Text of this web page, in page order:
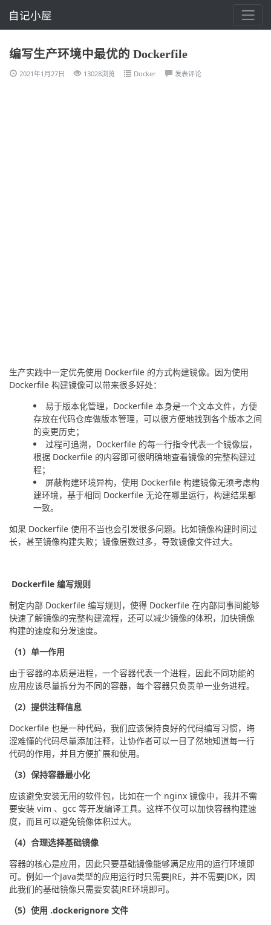
自记小屋
编写生产环境中最优的 Dockerfile
2021年1月27日 13028浏览 Docker 发表评论
生产实践中一定优先使用 Dockerfile 的方式构建镜像。因为使用
Dockerfile 构建镜像可以带来很多好处：
易于版本化管理，Dockerfile 本身是一个文本文件，方便
存放在代码仓库做版本管理，可以很方便地找到各个版本之间
的变更历史；
过程可追溯，Dockerfile 的每一行指令代表一个镜像层，
根据 Dockerfile 的内容即可很明确地查看镜像的完整构建过
程；
屏蔽构建环境异构，使用 Dockerfile 构建镜像无须考虑构
建环境，基于相同 Dockerfile 无论在哪里运行，构建结果都
一致。
如果 Dockerfile 使用不当也会引发很多问题。比如镜像构建时间过
长，甚至镜像构建失败；镜像层数过多，导致镜像文件过大。
Dockerfile 编写规则
制定内部 Dockerfile 编写规则，使得 Dockerfile 在内部同事间能够
快速了解镜像的完整构建流程，还可以减少镜像的体积，加快镜像
构建的速度和分发速度。
（1）单一作用
由于容器的本质是进程，一个容器代表一个进程，因此不同功能的
应用应该尽量拆分为不同的容器，每个容器只负责单一业务进程。
（2）提供注释信息
Dockerfile 也是一种代码，我们应该保持良好的代码编写习惯，晦
涩难懂的代码尽量添加注释，让协作者可以一目了然地知道每一行
代码的作用，并且方便扩展和使用。
（3）保持容器最小化
应该避免安装无用的软件包，比如在一个 nginx 镜像中，我并不需
要安装 vim 、gcc 等开发编译工具。这样不仅可以加快容器构建速
度，而且可以避免镜像体积过大。
（4）合理选择基础镜像
容器的核心是应用，因此只要基础镜像能够满足应用的运行环境即
可。例如一个Java类型的应用运行时只需要JRE，并不需要JDK，因
此我们的基础镜像只需要安装JRE环境即可。
（5）使用 .dockerignore 文件